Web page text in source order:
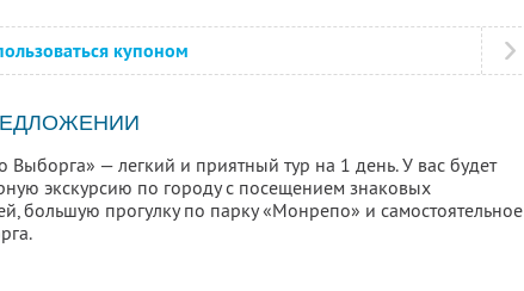
купоном
Выборга» — легкий и приятный тур на 1 день. У вас будет
экскурсию по городу с посещением знаковых
большую прогулку по парку «Монрепо» и самостоятельное